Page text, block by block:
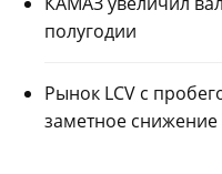
полугодии
Рынок LCV с
заметное снижение